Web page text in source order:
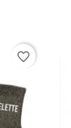
favorite_border